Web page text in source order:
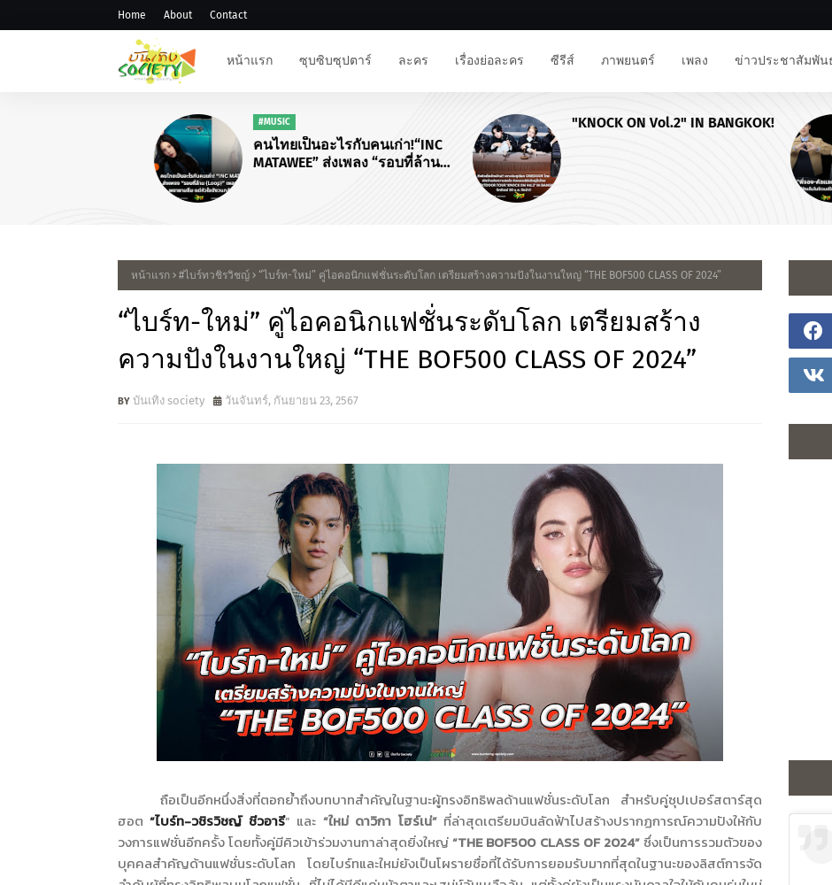
Home About Contact
หน้าแรก ซุบซิบซุปตาร์ ละคร เรื่องย่อละคร ซีรีส์ ภาพยนตร์ เพลง ข่าวประชาสัมพัน
#MUSIC
คนไทยเป็นอะไรกับคนเก่า!“INC
MATAWEE” ส่งเพลง “รอบที่ล้าน
(Loop)”
"KNOCK ON Vol.2" IN BANGKOK!
หน้าแรก #ไบร์ทวชิรวิชญ์ “ไบร์ท-ใหม่” คู่ไอคอนิกแฟชั่นระดับโลก เตรียมสร้างความปังในงานใหญ่ “THE BOF500 CLASS OF 2024”
“ไบร์ท-ใหม่” คู่ไอคอนิกแฟชั่นระดับโลก เตรียมสร้าง
ความปังในงานใหญ่ “THE BOF500 CLASS OF 2024”
บันเทิง society วันจันทร์, กันยายน 23, 2567
ถือเป็นอีกหนึ่งสิ่งที่ตอกย้ำถึงบทบาทสำคัญในฐานะผู้ทรงอิทธิพลด้านแฟชั่นระดับโลก สำหรับคู่ซุปเปอร์สตาร์สุด
ฮอต“ไบร์ท-วชิรวิชญ์ ชีวอารี” และ “ใหม่ ดาวิกา โฮร์เน่”ที่ล่าสุดเตรียมบินลัดฟ้าไปสร้างปรากฏการณ์ความปังให้กับ
วงการแฟชั่นอีกครั้ง โดยทั้งคู่มีคิวเข้าร่วมงานกาล่าสุดยิ่งใหญ่“THE BOF500 CLASS OF 2024”ซึ่งเป็นการรวมตัวของ
บุคคลสำคัญด้านแฟชั่นระดับโลก โดยไบร์ทและใหม่ยังเป็นโผรายชื่อที่ได้รับการยอมรับมากที่สุดในฐานะของลิสต์การจัด